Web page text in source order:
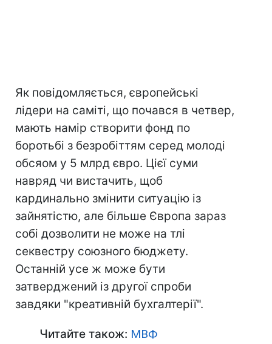
Як повідомляється, європейські
лідери на саміті, що почався в четвер,
мають намір створити фонд по
боротьбі з безробіттям серед молоді
обсяом у 5 млрд євро. Цієї суми
навряд чи вистачить, щоб
кардинально змінити ситуацію із
зайнятістю, але більше Європа зараз
собі дозволити не може на тлі
секвестру союзного бюджету.
Останній усе ж може бути
затверджений із другої спроби
завдяки "креативній бухгалтерії".
Читайте також: МВФ